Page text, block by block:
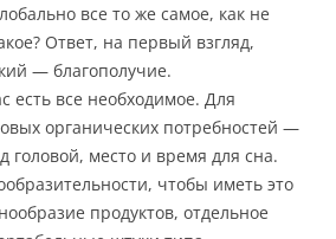
все то же самое, как не
Ответ, на первый взгляд,
— благополучие.
есть все необходимое. Для
органических потребностей —
головой, место и время для сна.
чтобы иметь это
продуктов, отдельное